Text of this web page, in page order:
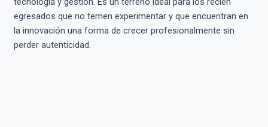
egresados que no temen experimentar y que encuentran en
la innovación una forma de crecer profesionalmente sin
perder autenticidad.